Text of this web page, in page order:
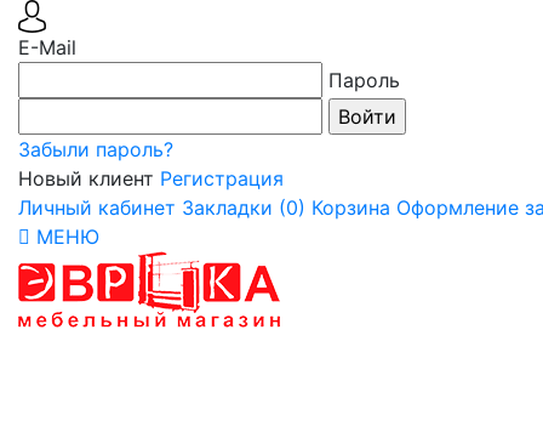
E-Mail
Пароль
Забыли пароль?
Новый клиент Регистрация
Личный кабинет Закладки (0) Корзина Оформление
МЕНЮ